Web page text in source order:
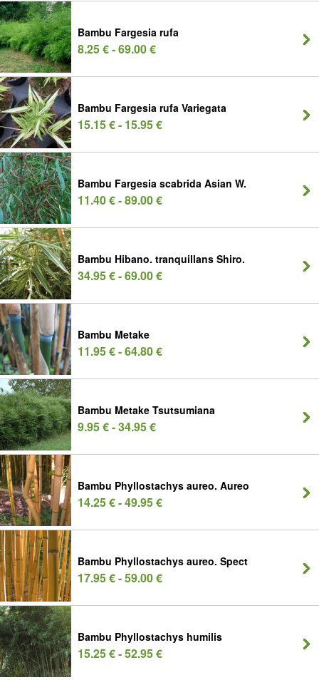
Bambu Fargesia rufa
8.25 € - 69.00 €
Bambu Fargesia rufa Variegata
15.15 € - 15.95 €
Bambu Fargesia scabrida Asian W.
11.40 € - 89.00 €
Bambu Hibano. tranquillans Shiro.
34.95 € - 69.00 €
Bambu Metake
11.95 € - 64.80 €
Bambu Metake Tsutsumiana
9.95 € - 34.95 €
Bambu Phyllostachys aureo. Aureo
14.25 € - 49.95 €
Bambu Phyllostachys aureo. Spect
17.95 € - 59.00 €
Bambu Phyllostachys humilis
15.25 € - 52.95 €